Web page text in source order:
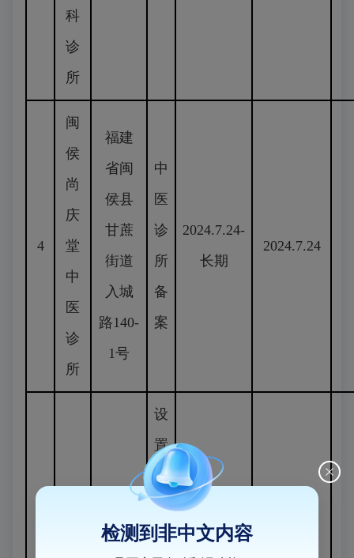
科
诊
所
4
闽
侯
尚
庆
堂
中
医
诊
所
福建
省闽
侯县
甘蔗
街道
入城
路140-
1号
中
医
诊
所
备
案
2024.7.24-
长期
2024.7.24
设
置
X
射
线
检测到非中文内容